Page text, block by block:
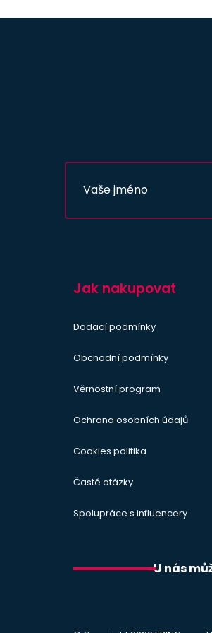
Jak nakupovat
Dodací podmínky
Obchodní podmínky
Věrnostní program
Ochrana osobních údajů
Cookies politika
Časté otázky
Spolupráce s influencery
U nás